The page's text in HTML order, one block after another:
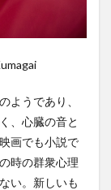
ようであり、
、心臓の音と
画でも小説で
時の群衆心理
い。新しいも